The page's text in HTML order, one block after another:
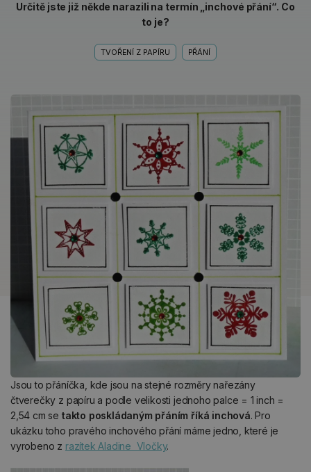
Určitě jste již někde narazili na termín „inchové přání“. Co
to je?
TVOŘENÍ Z PAPÍRU PŘÁNÍ
Jsou to přáníčka, kde jsou na stejné rozměry nařezány
čtverečky z papíru a podle velikosti jednoho palce = 1 inch =
2,54 cm se takto poskládaným přáním říká inchová. Pro
ukázku toho pravého inchového přání máme jedno, které je
vyrobeno z razítek Aladine Vločky.